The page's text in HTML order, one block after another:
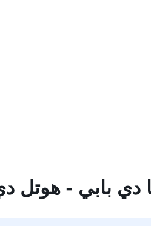
دي بابي - هوتل